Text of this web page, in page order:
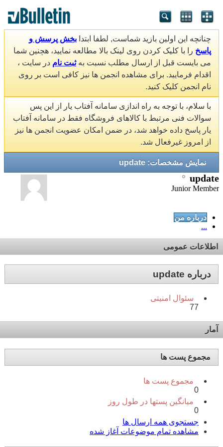
چنانچه این اولین بازید شماست, لطفا ابتدا بخش پرسش و
پاسخ را با کلیک کردن روی لینک بالا مطالعه نمایید، هچنین شما
می بایست قبل از ارسال مطلب نسبت بهثبت نام در سایت ،
اقدام فرمایید. برای مشاهده انجمن ها نیز کافی است بر روی
نام انجمن کلیک کنید.
با سلام، با توجه به راه اندازی سامانه آفتاب یار از این پس
سوالات فنی مرتبط با کالاهای فروشگاه فقط در سامانه آفتاب
یار پاسخ داده خواهد شد، در ضمن امکان عضویت انجمن ها نیز
از امروز غیرفعال شد.
نمایش مشخصات: update
update
Junior Member
درباره من
...
اطلاعات عمومی
درباره update
سئوال امنیتی
77
آمار
مجموع پست ها
مجموع پست ها
0
میانگین پستها در طول روز
0
جستجوی همه ارسال ها
مشاهده تمام موضوعات آغاز شده